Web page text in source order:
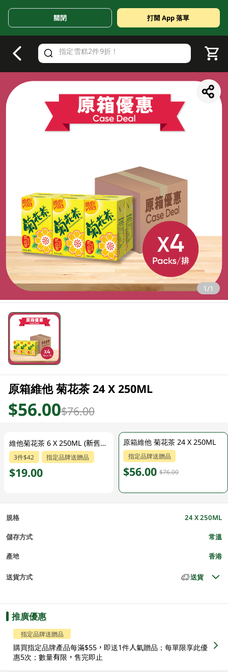
Valid Until 30 June 2026
關閉 打開 App 落單
1/1
原箱維他 菊花茶 24 X 250ML
$56.00$76.00
維他菊花茶 6 X 250ML (新舊包裝隨機發貨)
3件$42 指定品牌送贈品
$19.00
原箱維他 菊花茶 24 X 250ML
指定品牌送贈品
$56.00 $76.00
規格 24 X 250ML
儲存方式 常溫
產地 香港
送貨方式 送貨
推廣優惠
指定品牌送贈品
購買指定品牌產品每滿$55，即送1件人氣贈品；每單限享此優
惠5次；數量有限，售完即止